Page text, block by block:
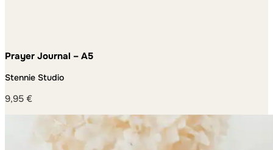
Prayer Journal – A5
Stennie Studio
9,95 €